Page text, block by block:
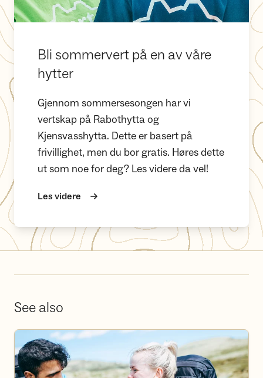
Bli sommervert på en av våre
hytter
Gjennom sommersesongen har vi
vertskap på Rabothytta og
Kjensvasshytta. Dette er basert på
frivillighet, men du bor gratis. Høres dette
ut som noe for deg? Les videre da vel!
Les videre
See also
Become a volunteer